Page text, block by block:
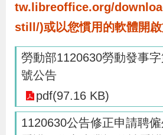
權
及
資
安
全
tw.libreoffice.org/
still/)或以您慣用的軟體開啟
勞動部1120630勞動發事
號公告
pdf(97.16 KB)
1120630公告修正申請聘